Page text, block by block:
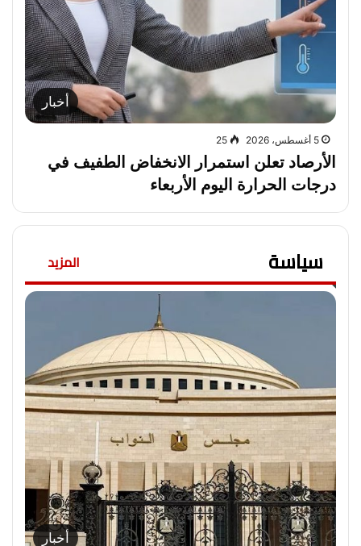
أخبار
5 أغسطس، 2026 25
الأرصاد تعلن استمرار الانخفاض الطفيف في
درجات الحرارة اليوم الأربعاء
سياسة المزيد
أخبار